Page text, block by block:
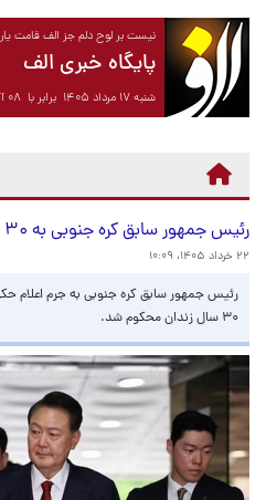
نیست بر لوح دلم جز الف قامت یار
پایگاه خبری الف
شنبه ۱۷ مرداد ۱۴۰۵ برابر با ۰۸ آگوست ۲۰۲۶
رئیس جمهور سابق کره جنوبی به ۳۰ سال زندان محکوم شد
۲۲ خرداد ۱۴۰۵، ۱۰:۰۹
۳۰ سال زندان محکوم شد.